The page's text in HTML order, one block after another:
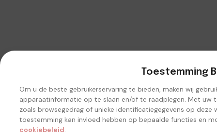
Toestemming
Om u de beste gebruikerservaring te bieden, maken wij
apparaatinformatie op te slaan en/of te raadplegen. Met uw
zoals browsegedrag of unieke identificatiegegevens op deze
toestemming kan invloed hebben op bepaalde functies en
cookiebeleid.